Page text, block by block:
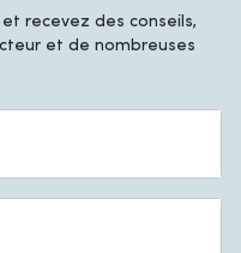
recevez des conseils,
et de nombreuses